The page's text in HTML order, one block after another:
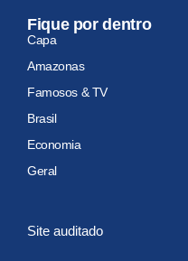
Fique por dentro
Capa
Amazonas
Famosos & TV
Brasil
Economia
Geral
Site auditado